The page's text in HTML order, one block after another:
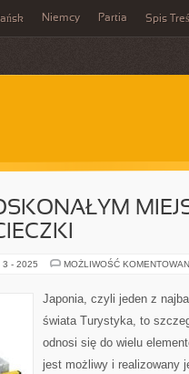
Niemcy Partia Spis
3 - 2025 MOŻLIWOŚĆ
Japonia, czyli jeden z
świata Turystyka, to
odnosi się do wielu
jest możliwy i realizowany